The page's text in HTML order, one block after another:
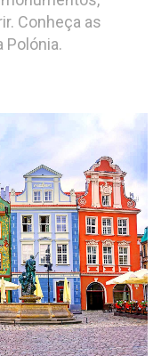
Conheça as
Polónia.